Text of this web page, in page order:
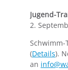
Jugend-
2.
Schwimm-
(Details).
an